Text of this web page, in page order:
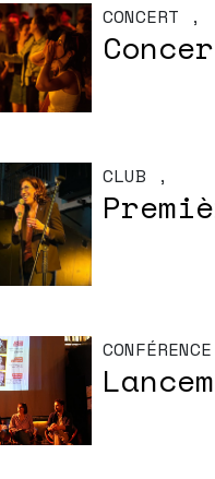
CONCERT ,
CLUB ,
CONFÉRENCE